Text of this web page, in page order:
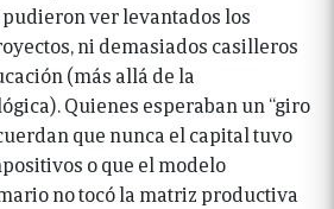
ver levantados los
ni demasiados casilleros
(más allá de la
Quienes esperaban un “giro
que nunca el capital tuvo
o que el modelo
no tocó la matriz productiva